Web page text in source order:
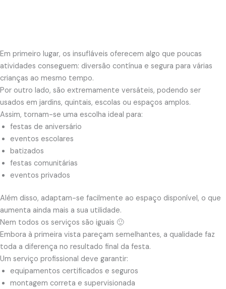
Em primeiro lugar, os insufláveis oferecem algo que poucas
atividades conseguem: diversão contínua e segura para várias
crianças ao mesmo tempo.
Por outro lado, são extremamente versáteis, podendo ser
usados em jardins, quintais, escolas ou espaços amplos.
Assim, tornam-se uma escolha ideal para:
festas de aniversário
eventos escolares
batizados
festas comunitárias
eventos privados
Além disso, adaptam-se facilmente ao espaço disponível, o que
aumenta ainda mais a sua utilidade.
Nem todos os serviços são iguais 🙂
Embora à primeira vista pareçam semelhantes, a qualidade faz
toda a diferença no resultado final da festa.
Um serviço profissional deve garantir:
equipamentos certificados e seguros
montagem correta e supervisionada